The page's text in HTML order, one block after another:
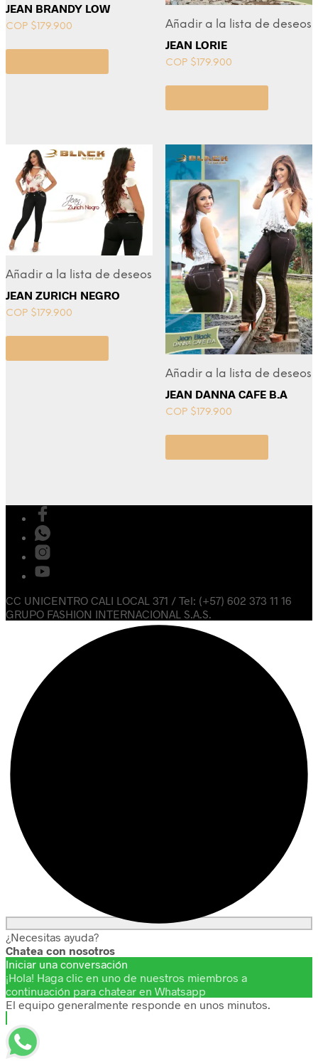
JEAN BRANDY LOW
COP $179.900 Añadir a la lista de deseos
JEAN LORIE
COP $179.900
Añadir a la lista de deseos
JEAN ZURICH NEGRO
COP $179.900
Añadir a la lista de deseos
JEAN DANNA CAFE B.A
COP $179.900
CC UNICENTRO CALI LOCAL 371 / Tel: (+57) 602 373 11 16
GRUPO FASHION INTERNACIONAL S.A.S.
¿Necesitas ayuda?
Chatea con nosotros
Iniciar una conversación
¡Hola! Haga clic en uno de nuestros miembros a
continuación para chatear en Whatsapp
El equipo generalmente responde en unos minutos.